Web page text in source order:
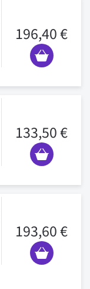
196,40 €
133,50 €
193,60 €